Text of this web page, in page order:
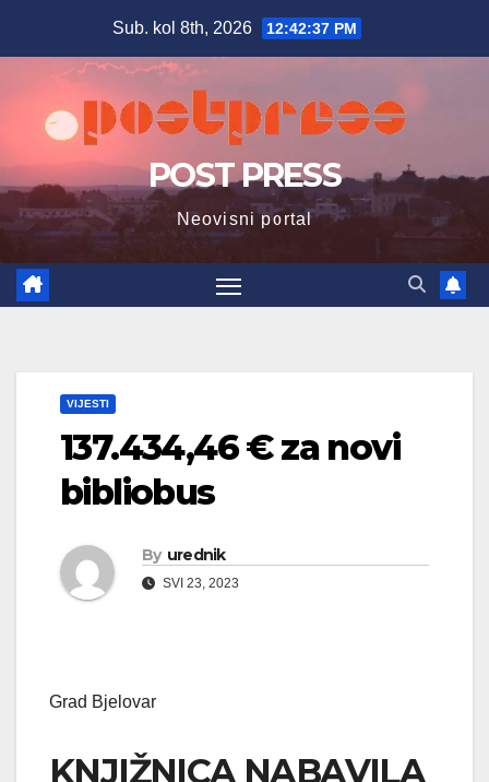
Sub. kol 8th, 2026 12:42:39 PM
POST PRESS
Neovisni portal
VIJESTI
137.434,46 € za novi
bibliobus
By urednik
SVI 23, 2023
Grad Bjelovar
KNJIŽNICA NABAVILA